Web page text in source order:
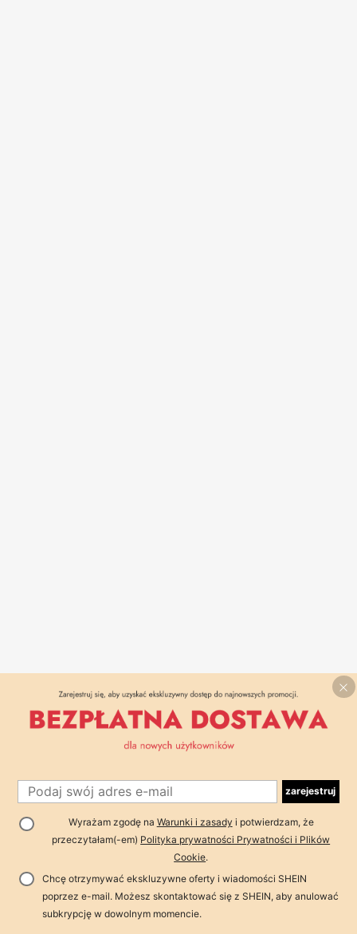
zarejestruj
Wyrażam zgodę na Warunki i zasady i potwierdzam, że
przeczytałam(-em) Polityka prywatności Prywatności i Plików
Cookie.
Chcę otrzymywać ekskluzywne oferty i wiadomości SHEIN
poprzez e-mail. Możesz skontaktować się z SHEIN, aby anulować
subkrypcję w dowolnym momencie.